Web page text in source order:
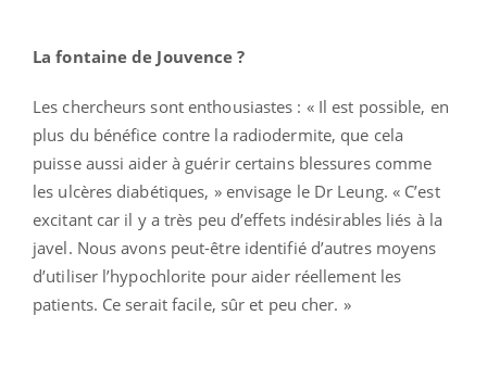
La fontaine de Jouvence ?
Les chercheurs sont enthousiastes : « Il est possible, en
plus du bénéfice contre la radiodermite, que cela
puisse aussi aider à guérir certains blessures comme
les ulcères diabétiques, » envisage le Dr Leung. « C’est
excitant car il y a très peu d’effets indésirables liés à la
javel. Nous avons peut-être identifié d’autres moyens
d’utiliser l’hypochlorite pour aider réellement les
patients. Ce serait facile, sûr et peu cher. »